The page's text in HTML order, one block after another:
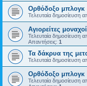
Ορθόδοξο μπλογκ
Τελευταία δημοσίευση
Αγιορείτες μοναχοί
Τελευταία δημοσίευση
Απαντήσεις: 1
Τα δάκρυα της
Τελευταία δημοσίευση
Ορθόδοξο μπλογκ
Τελευταία δημοσίευση